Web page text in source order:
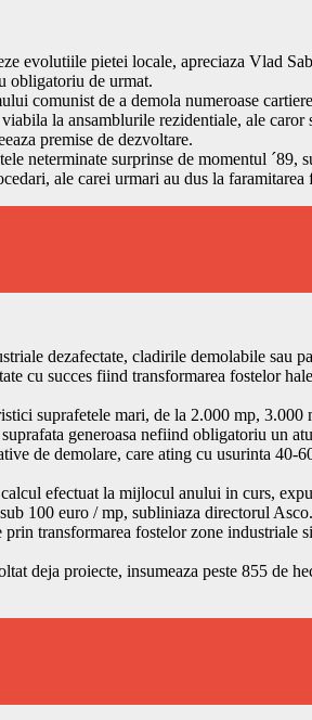
evolutiile pietei locale, apreciaza Vlad
obligatoriu de urmat.
comunist de a demola numeroase
la ansamblurile rezidentiale, ale
premise de dezvoltare.
neterminate surprinse de momentul ´89,
ale carei urmari au dus la
dezafectate, cladirile demolabile sau
cu succes fiind transformarea fostelor
suprafetele mari, de la 2.000 mp, 3.000
generoasa nefiind obligatoriu un
de demolare, care ating cu usurinta 40-
efectuat la mijlocul anului in curs,
100 euro / mp, subliniaza directorul Asco.
transformarea fostelor zone
deja proiecte, insumeaza peste 855 de